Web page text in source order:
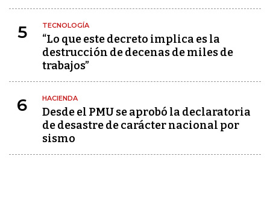
5 TECNOLOGÍA
“Lo que este decreto implica es la
destrucción de decenas de miles de
trabajos”
6 HACIENDA
Desde el PMU se aprobó la declaratoria
de desastre de carácter nacional por
sismo